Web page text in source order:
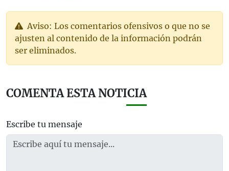
Aviso: Los comentarios ofensivos o que no se
ajusten al contenido de la información podrán
ser eliminados.
COMENTA ESTA NOTICIA
Escribe tu mensaje